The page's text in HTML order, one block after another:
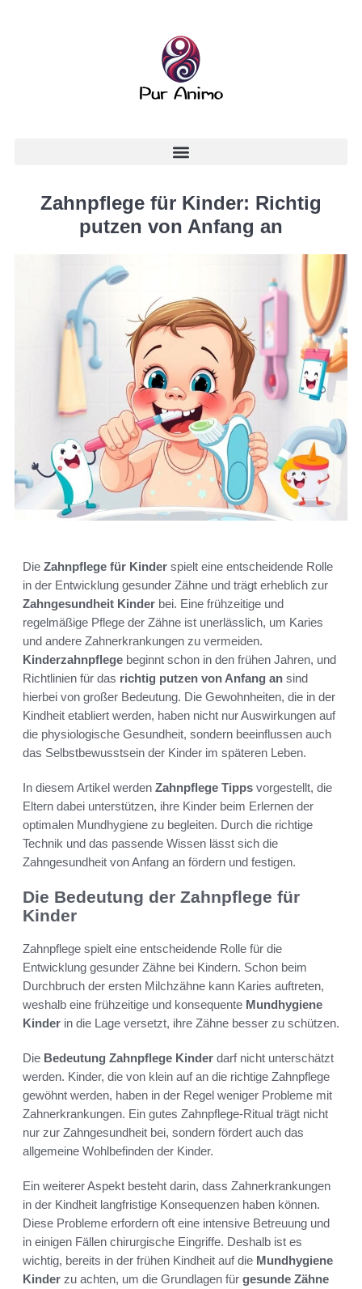
Zahnpflege für Kinder: Richtig
putzen von Anfang an
Die Zahnpflege für Kinder spielt eine entscheidende Rolle
in der Entwicklung gesunder Zähne und trägt erheblich zur
Zahngesundheit Kinder bei. Eine frühzeitige und
regelmäßige Pflege der Zähne ist unerlässlich, um Karies
und andere Zahnerkrankungen zu vermeiden.
Kinderzahnpflege beginnt schon in den frühen Jahren, und
Richtlinien für das richtig putzen von Anfang an sind
hierbei von großer Bedeutung. Die Gewohnheiten, die in der
Kindheit etabliert werden, haben nicht nur Auswirkungen auf
die physiologische Gesundheit, sondern beeinflussen auch
das Selbstbewusstsein der Kinder im späteren Leben.
In diesem Artikel werden Zahnpflege Tipps vorgestellt, die
Eltern dabei unterstützen, ihre Kinder beim Erlernen der
optimalen Mundhygiene zu begleiten. Durch die richtige
Technik und das passende Wissen lässt sich die
Zahngesundheit von Anfang an fördern und festigen.
Die Bedeutung der Zahnpflege für
Kinder
Zahnpflege spielt eine entscheidende Rolle für die
Entwicklung gesunder Zähne bei Kindern. Schon beim
Durchbruch der ersten Milchzähne kann Karies auftreten,
weshalb eine frühzeitige und konsequente Mundhygiene
Kinder in die Lage versetzt, ihre Zähne besser zu schützen.
Die Bedeutung Zahnpflege Kinder darf nicht unterschätzt
werden. Kinder, die von klein auf an die richtige Zahnpflege
gewöhnt werden, haben in der Regel weniger Probleme mit
Zahnerkrankungen. Ein gutes Zahnpflege-Ritual trägt nicht
nur zur Zahngesundheit bei, sondern fördert auch das
allgemeine Wohlbefinden der Kinder.
Ein weiterer Aspekt besteht darin, dass Zahnerkrankungen
in der Kindheit langfristige Konsequenzen haben können.
Diese Probleme erfordern oft eine intensive Betreuung und
in einigen Fällen chirurgische Eingriffe. Deshalb ist es
wichtig, bereits in der frühen Kindheit auf die Mundhygiene
Kinder zu achten, um die Grundlagen für gesunde Zähne